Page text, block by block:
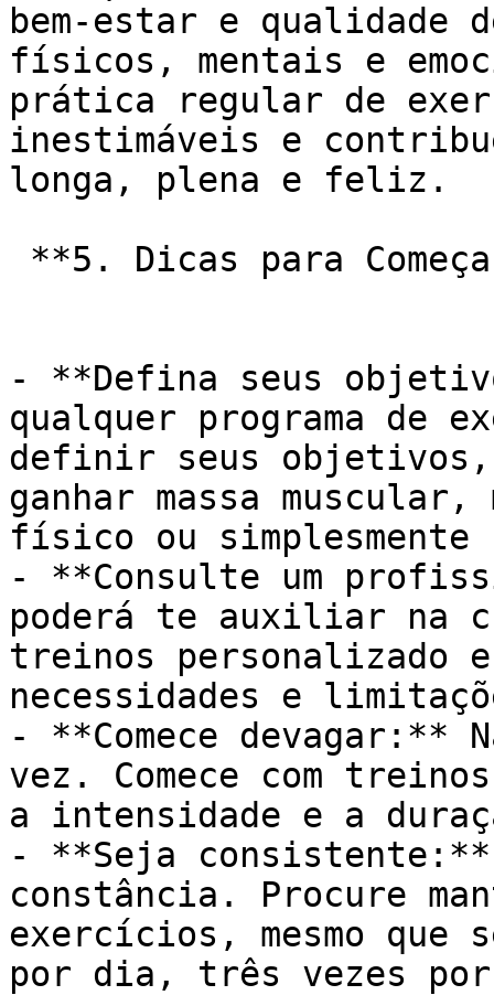
bem-estar e qualidade
físicos, mentais e
prática regular de
inestimáveis e
longa, plena e feliz.
- **Defina seus
qualquer programa de
definir seus
ganhar massa
físico ou
- **Consulte um
poderá te auxiliar na
treinos personalizado
necessidades e
- **Comece devagar:**
vez. Comece com
a intensidade e a
- **Seja consistente:**
constância. Procure
exercícios, mesmo que
por dia, três vezes por